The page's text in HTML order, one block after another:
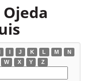
I J K L M
N
W X Y Z